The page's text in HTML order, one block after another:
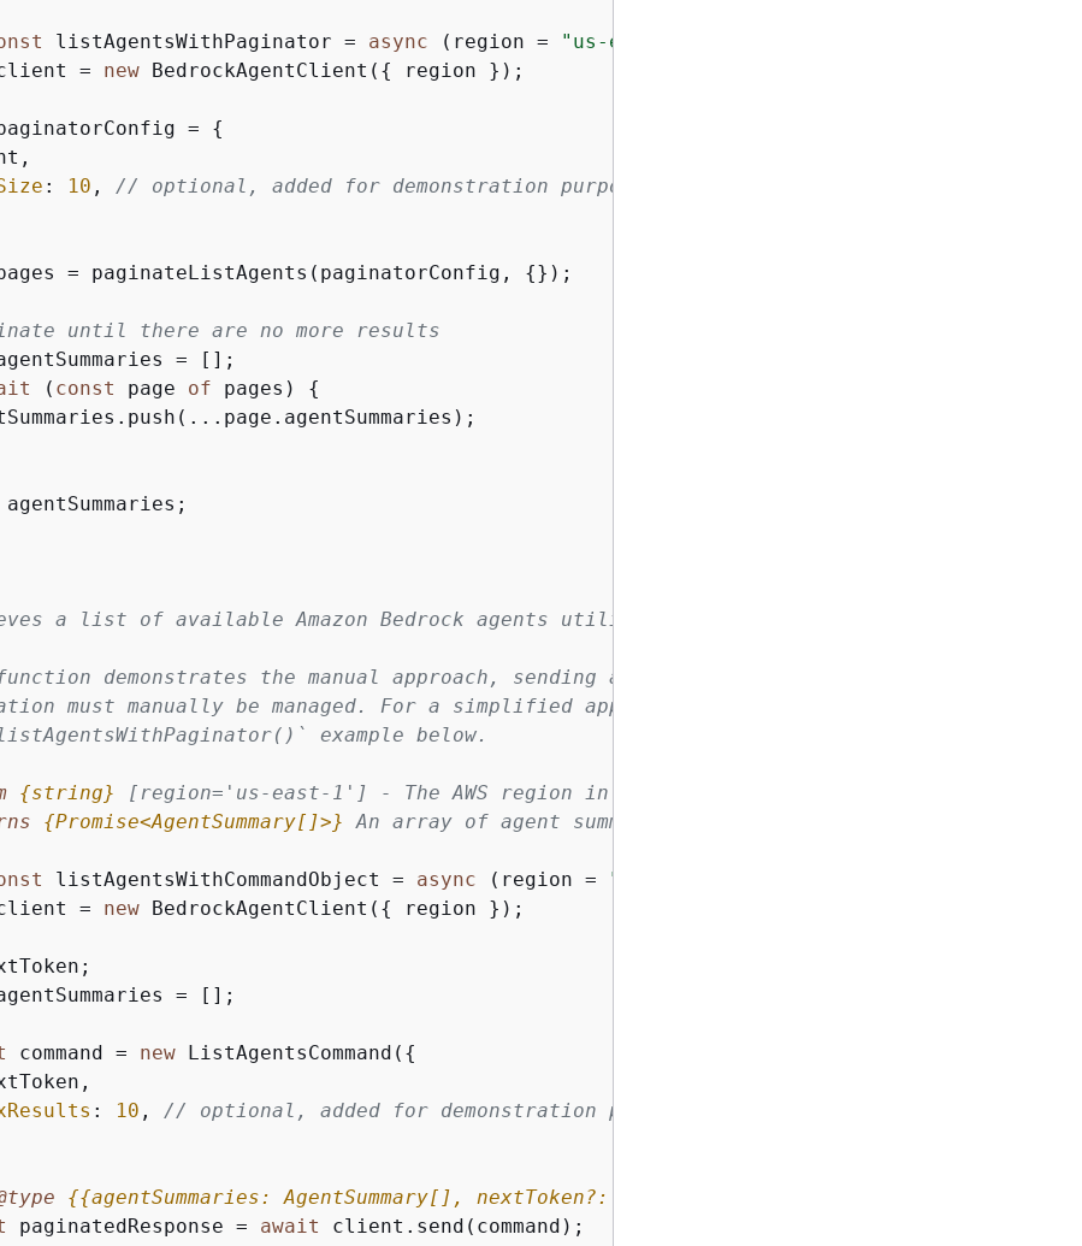
listAgentsWithPaginator = async (region = "us-east-1"
= new BedrockAgentClient( { region });
= {
: 10 , // optional, added for demonstration purposes
= paginateListAgents(paginatorConfig, {});
until there are no more results
= [];
( const page of pages) {
agentSummaries;
a list of available Amazon Bedrock agents utilizing the ListAgentsCommand.
demonstrates the manual approach, sending a command to the client and processing
must manually be managed. For a simplified approach that abstracts away pagination
example below.
{string}
[region='us-east-1'] - The AWS region in use.
{Promise<AgentSummary[]>}
An array of agent summaries.
listAgentsWithCommandObject = async (region = "us-east-1"
= new BedrockAgentClient( { region });
= [];
command = new ListAgentsCommand( {
: 10 , // optional, added for demonstration purposes
{{agentSummaries: AgentSummary[], nextToken?: string}
paginatedResponse = await client.send(command);